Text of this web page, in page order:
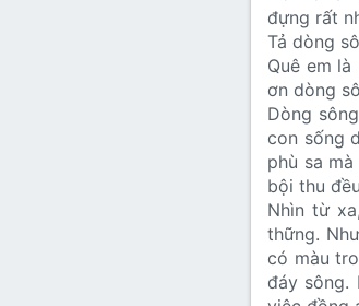
đựng rất
Tả dòng
Quê em
ơn dòng
Dòng
con sống
phù sa
bội thu
Nhìn từ
thững.
có màu
đáy sông.